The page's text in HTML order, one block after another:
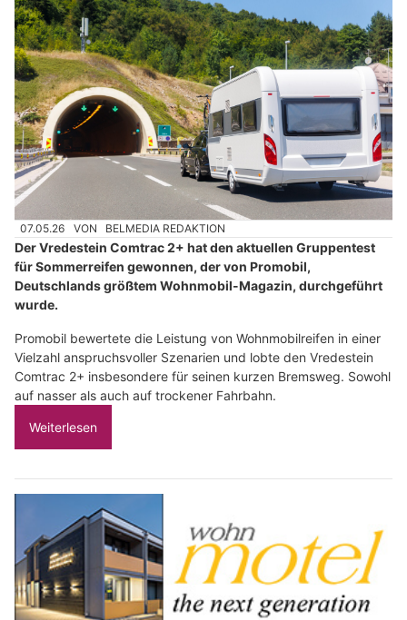
07.05.26 VON BELMEDIA REDAKTION
Der Vredestein Comtrac 2+ hat den aktuellen Gruppentest
für Sommerreifen gewonnen, der von Promobil,
Deutschlands größtem Wohnmobil-Magazin, durchgeführt
wurde.
Promobil bewertete die Leistung von Wohnmobilreifen in einer
Vielzahl anspruchsvoller Szenarien und lobte den Vredestein
Comtrac 2+ insbesondere für seinen kurzen Bremsweg. Sowohl
auf nasser als auch auf trockener Fahrbahn.
Weiterlesen